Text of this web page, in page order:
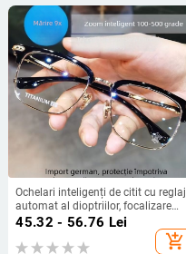
Ochelari inteligenți de citit cu reglaj
automat al dioptriilor, focalizare
duală pentru distanță și apropiere,
claritate înaltă, protecție împotriva
luminii albastre, multifocali pentru
45.32 - 56.76 Lei
add_shopping_cart